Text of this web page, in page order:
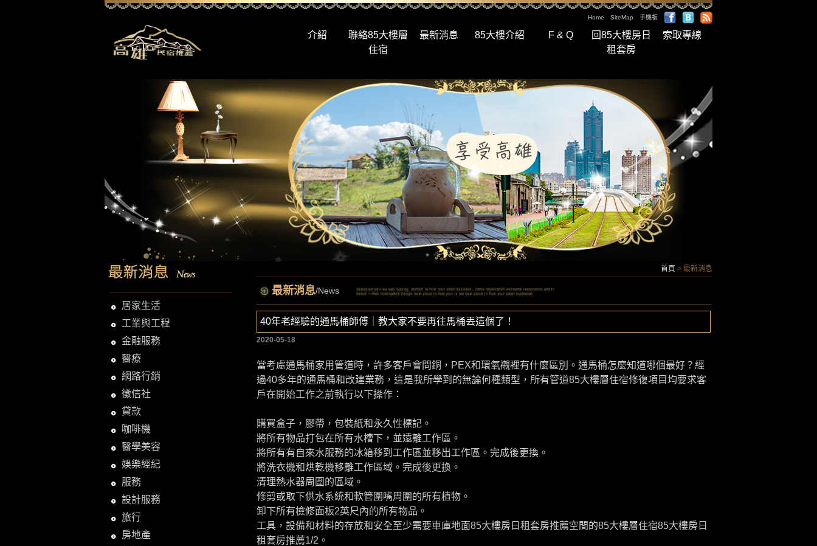
Home SiteMap 手機板
介紹
聯絡85大樓層
住宿
最新消息 85大樓介紹 F & Q
回85大樓房日
租套房
索取專線
居家生活
工業與工程
金融服務
醫療
網路行銷
徵信社
貸款
咖啡機
醫學美容
娛樂經紀
服務
設計服務
旅行
房地產
首頁 > 最新消息
最新消息/News
40年老經驗的通馬桶師傅｜教大家不要再往馬桶丟這個了！
2020-05-18
當考慮通馬桶家用管道時，許多客戶會問銅，PEX和環氧襯裡有什麼區別。通馬桶怎麼知道哪個最好？經
過40多年的通馬桶和改建業務，這是我所學到的無論何種類型，所有管道85大樓層住宿修復項目均要求客
戶在開始工作之前執行以下操作：
購買盒子，膠帶，包裝紙和永久性標記。
將所有物品打包在所有水槽下，並遠離工作區。
將所有有自來水服務的冰箱移到工作區並移出工作區。完成後更換。
將洗衣機和烘乾機移離工作區域。完成後更換。
清理熱水器周圍的區域。
修剪或取下供水系統和軟管圍嘴周圍的所有植物。
卸下所有檢修面板2英尺內的所有物品。
工具，設備和材料的存放和安全至少需要車庫地面85大樓房日租套房推薦空間的85大樓層住宿85大樓房日
租套房推薦1/2。